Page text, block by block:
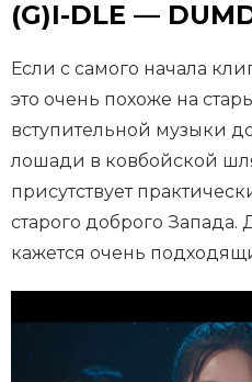
(G)I-DLE —
Если с самого начала
это очень похоже на
вступительной музыки
лошади в ковбойской
присутствует
старого доброго
кажется очень